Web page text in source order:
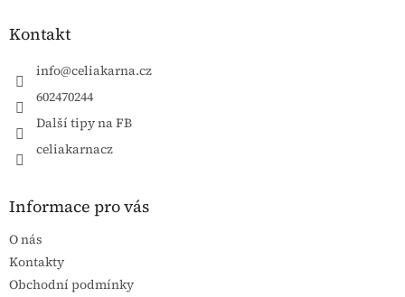
Kontakt
info@celiakarna.cz
602470244
Další tipy na FB
celiakarnacz
Informace pro vás
O nás
Kontakty
Obchodní podmínky